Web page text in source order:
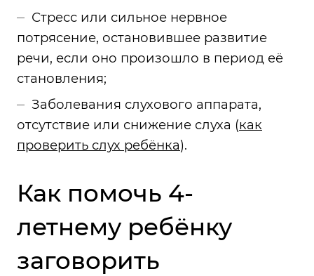
Стресс или сильное нервное
потрясение, остановившее развитие
речи, если оно произошло в период её
становления;
Заболевания слухового аппарата,
отсутствие или снижение слуха (как
проверить слух ребёнка).
Как помочь 4-
летнему ребёнку
заговорить